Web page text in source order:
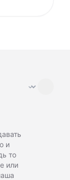
⌄
и
то
или